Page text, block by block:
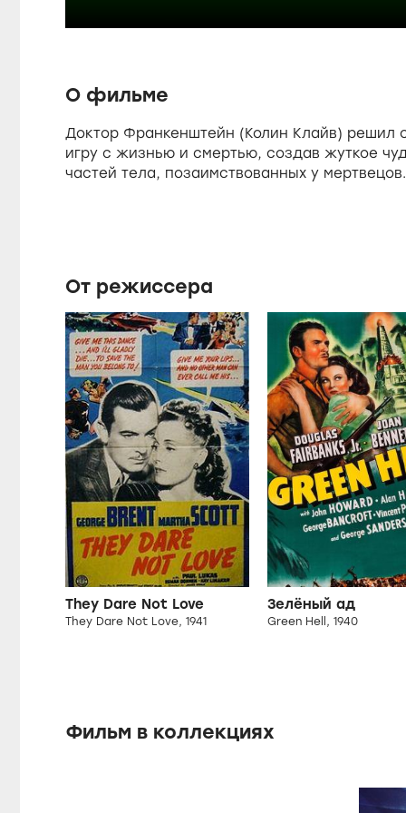
u
e
m
d
0
%
О фильме
Доктор Франкенштейн (Колин Клайв) решил
игру с жизнью и смертью, создав жуткое
частей тела, позаимствованных у мертвецов.
От режиссера
They Dare Not Love
They Dare Not Love, 1941
Зелёный ад
Green Hell, 1940
Фильм в коллекциях